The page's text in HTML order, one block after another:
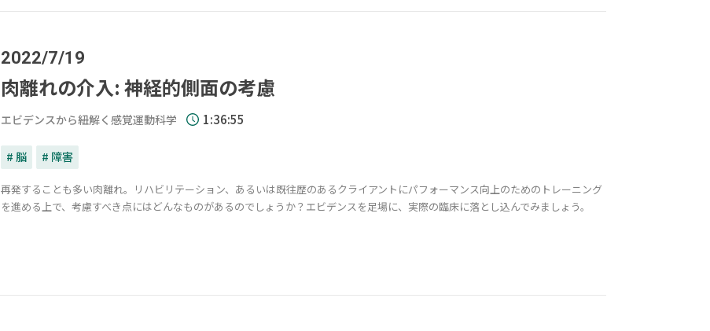
2022/7/19
肉離れの介入: 神経的側面の考慮
エビデンスから紐解く感覚運動科学 1:36:55
# 脳 # 障害
再発することも多い肉離れ。リハビリテーション、あるいは既往歴のあるクライアントにパフォーマンス向上のためのトレーニング
を進める上で、考慮すべき点にはどんなものがあるのでしょうか？エビデンスを足場に、実際の臨床に落とし込んでみましょう。